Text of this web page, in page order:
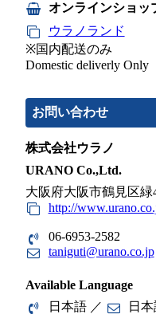
オンラインショッ
ウラノランド
※国内配送のみ
Domestic deliverly Only
お問い合わせ
株式会社ウラノ
URANO Co.,Ltd.
大阪府大阪市鶴見区緑
http://
06-6953-2582
taniguti@urano.co.jp
Available Language
日本語 ／
日